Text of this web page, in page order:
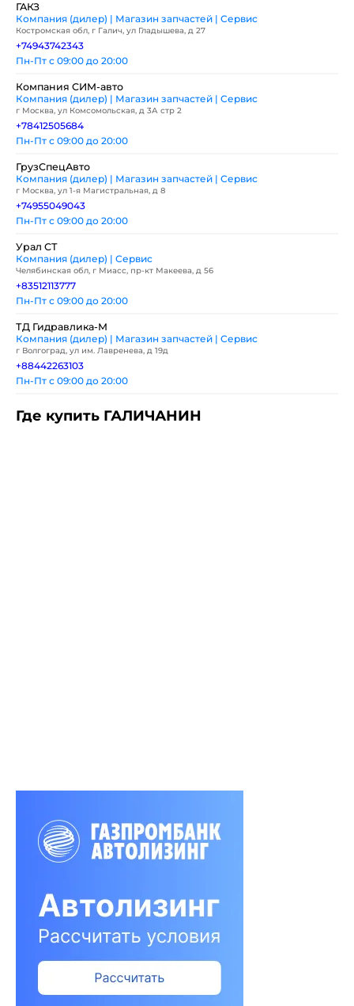
ГАКЗ
Компания (дилер) | Магазин запчастей | Сервис
Костромская обл, г Галич, ул Гладышева, д 27
+74943742343
Пн-Пт с 09:00 до 20:00
Компания СИМ-авто
Компания (дилер) | Магазин запчастей | Сервис
г Москва, ул Комсомольская, д 3А стр 2
+78412505684
Пн-Пт с 09:00 до 20:00
ГрузСпецАвто
Компания (дилер) | Магазин запчастей | Сервис
г Москва, ул 1-я Магистральная, д 8
+74955049043
Пн-Пт с 09:00 до 20:00
Урал СТ
Компания (дилер) | Сервис
Челябинская обл, г Миасс, пр-кт Макеева, д 56
+83512113777
Пн-Пт с 09:00 до 20:00
ТД Гидравлика-М
Компания (дилер) | Магазин запчастей | Сервис
г Волгоград, ул им. Лавренева, д 19д
+88442263103
Пн-Пт с 09:00 до 20:00
Где купить ГАЛИЧАНИН